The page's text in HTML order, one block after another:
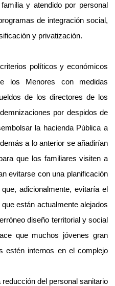
y atendido por personal
de integración social,
y privatización.
políticos y económicos
los Menores con medidas
de los directores de los
por despidos de
la hacienda Pública a
a lo anterior se añadirían
que los familiares visiten a
evitarse con una planificación
adicionalmente, evitaría el
están actualmente alejados
diseño territorial y social
que muchos jóvenes gran
estén internos en el complejo
del personal sanitario